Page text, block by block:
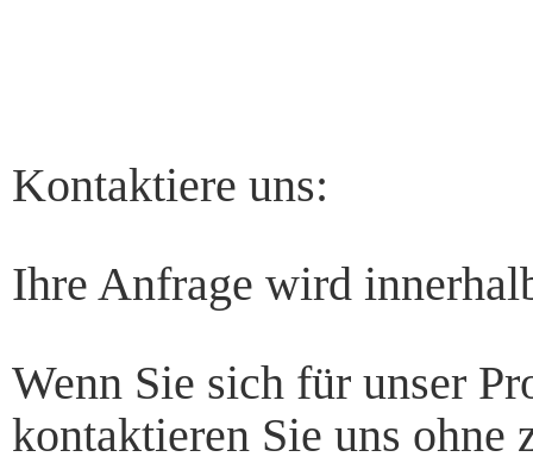
Kontaktiere uns:
Ihre Anfrage wird
Wenn Sie sich für unser
kontaktieren Sie uns ohne